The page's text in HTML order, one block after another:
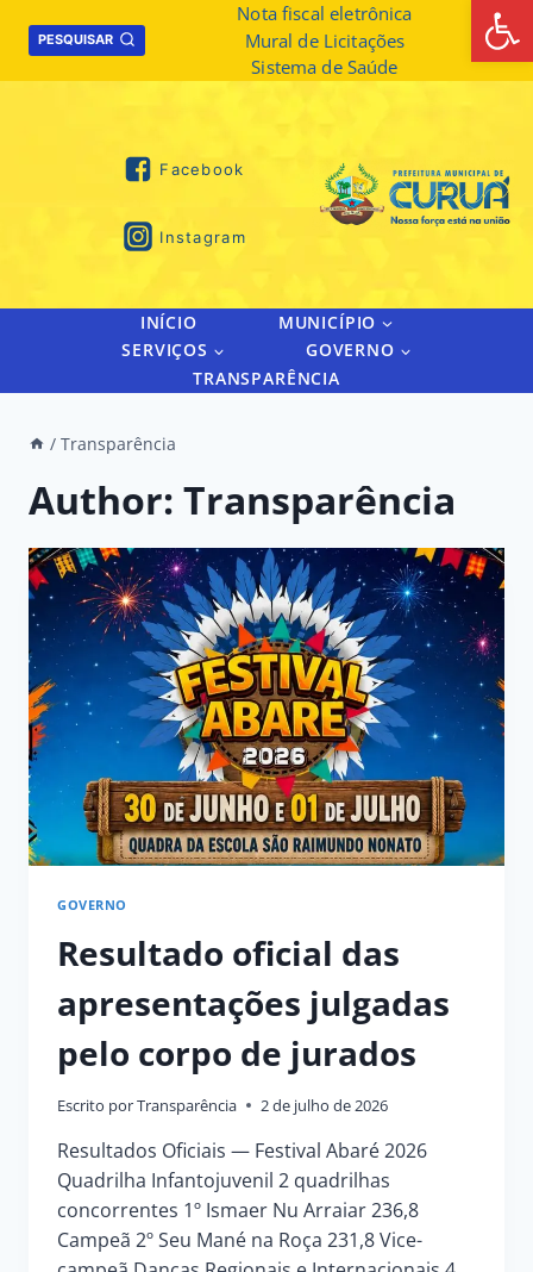
PESQUISAR
Nota fiscal eletrônica
Mural de Licitações
Sistema de Saúde
Facebook
Instagram
INÍCIO
MUNICÍPIO
SERVIÇOS
GOVERNO
TRANSPARÊNCIA
/ Transparência
Author: Transparência
GOVERNO
Resultado oficial das
apresentações julgadas
pelo corpo de jurados
Escrito porTransparência 2 de julho de 2026
Resultados Oficiais — Festival Abaré 2026
Quadrilha Infantojuvenil 2 quadrilhas
concorrentes 1º Ismaer Nu Arraiar 236,8
Campeã 2º Seu Mané na Roça 231,8 Vice-